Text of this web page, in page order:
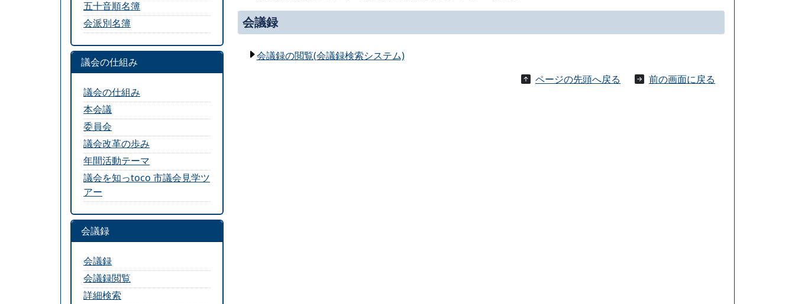
会議録
会議録の閲覧(会議録検索システム)
ページの先頭へ戻る
前の画面に戻る
五十音順名簿
会派別名簿
議会の仕組み
議会の仕組み
本会議
委員会
議会改革の歩み
年間活動テーマ
議会を知っtoco 市議会見学ツ
アー
会議録
会議録
会議録閲覧
詳細検索